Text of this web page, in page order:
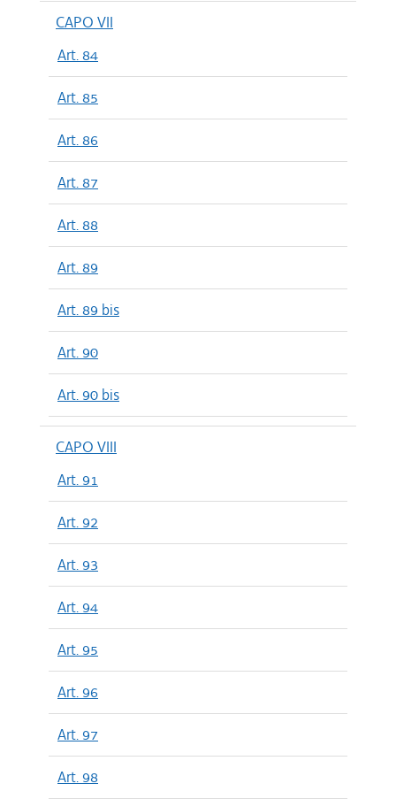
CAPO VII
Art. 84
Art. 85
Art. 86
Art. 87
Art. 88
Art. 89
Art. 89 bis
Art. 90
Art. 90 bis
CAPO VIII
Art. 91
Art. 92
Art. 93
Art. 94
Art. 95
Art. 96
Art. 97
Art. 98